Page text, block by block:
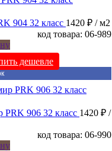
904 32 класс 1420 ₽ / м2
код товара: 06-989
дешевле
906 32 класс 1420 ₽ /
код товара: 06-990